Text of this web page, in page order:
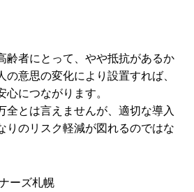
齢者にとって、やや抵抗があるか
の意思の変化により設置すれば、
につながります。
全とは言えませんが、適切な導入
りのリスク軽減が図れるのではな
ーズ札幌